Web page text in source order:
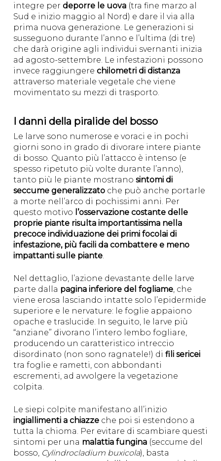
integre per deporre le uova(tra fine marzo al
Sud e inizio maggio al Nord) e dare il via alla
prima nuova generazione. Le generazioni si
susseguono durante l’anno e l’ultima (di tre)
che darà origine agli individui svernanti inizia
ad agosto-settembre. Le infestazioni possono
invece raggiungere chilometri di distanza
attraverso materiale vegetale che viene
movimentato su mezzi di trasporto.
I danni della piralide del bosso
Le larve sono numerose e voraci e in pochi
giorni sono in grado di divorare intere piante
di bosso. Quanto più l’attacco è intenso (e
spesso ripetuto più volte durante l’anno),
tanto più le piante mostrano sintomi di
seccume generalizzatoche può anche portarle
a morte nell’arco di pochissimi anni. Per
questo motivo l’osservazione costante delle
proprie piante risulta importantissima nella
precoce individuazione dei primi focolai di
infestazione, più facili da combattere e meno
impattanti sulle piante.
Nel dettaglio, l’azione devastante delle larve
parte dalla pagina inferiore del fogliame, che
viene erosa lasciando intatte solo l’epidermide
superiore e le nervature: le foglie appaiono
opache e traslucide. In seguito, le larve più
“anziane” divorano l’intero lembo fogliare,
producendo un caratteristico intreccio
disordinato (non sono ragnatele!) di fili sericei
tra foglie e rametti, con abbondanti
escrementi, ad avvolgere la vegetazione
colpita.
Le siepi colpite manifestano all’inizio
ingiallimenti a chiazzeche poi si estendono a
tutta la chioma. Per evitare di scambiare questi
sintomi per una malattia fungina(seccume del
bosso, Cylindrocladium buxicola), basta